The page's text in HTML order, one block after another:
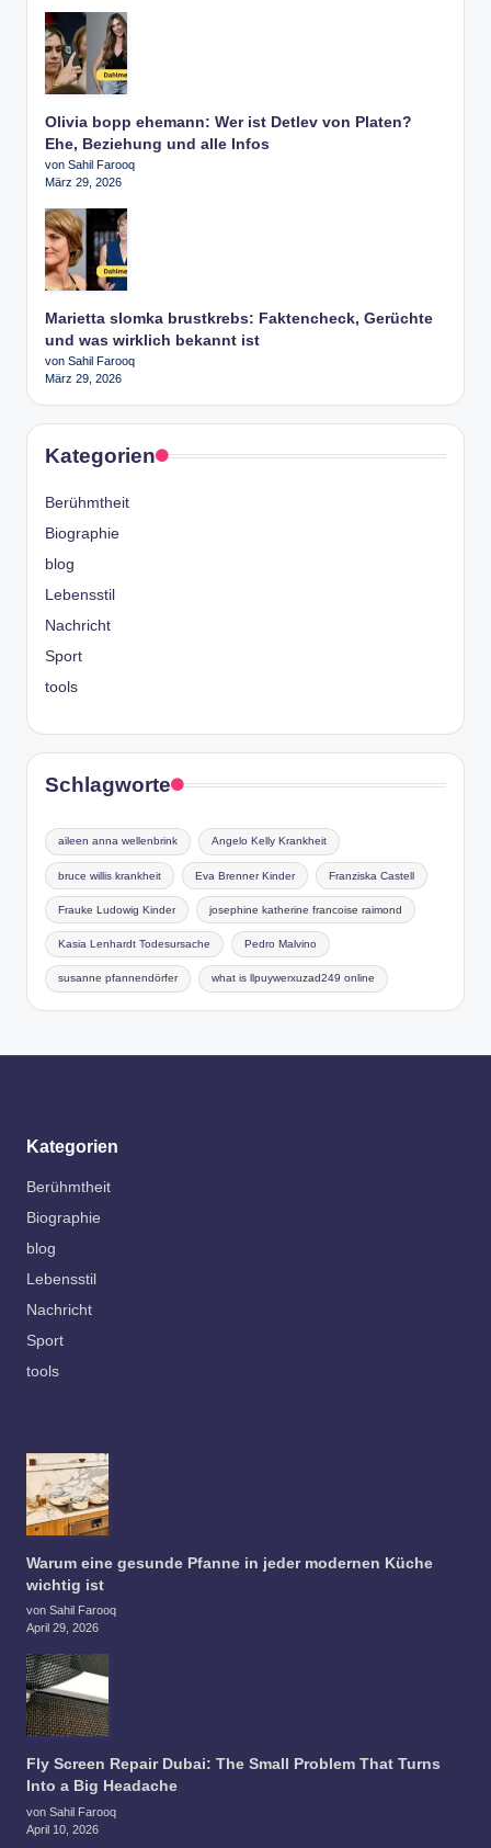
Olivia bopp ehemann: Wer ist Detlev von Platen?
Ehe, Beziehung und alle Infos
von Sahil Farooq
März 29, 2026
Marietta slomka brustkrebs: Faktencheck, Gerüchte
und was wirklich bekannt ist
von Sahil Farooq
März 29, 2026
Kategorien
Berühmtheit
Biographie
blog
Lebensstil
Nachricht
Sport
tools
Schlagworte
aileen anna wellenbrink Angelo Kelly Krankheit
bruce willis krankheit Eva Brenner Kinder Franziska Castell
Frauke Ludowig Kinder josephine katherine francoise raimond
Kasia Lenhardt Todesursache Pedro Malvino
susanne pfannendörfer what is llpuywerxuzad249 online
Kategorien
Berühmtheit
Biographie
blog
Lebensstil
Nachricht
Sport
tools
Warum eine gesunde Pfanne in jeder modernen Küche
wichtig ist
von Sahil Farooq
April 29, 2026
Fly Screen Repair Dubai: The Small Problem That Turns
Into a Big Headache
von Sahil Farooq
April 10, 2026